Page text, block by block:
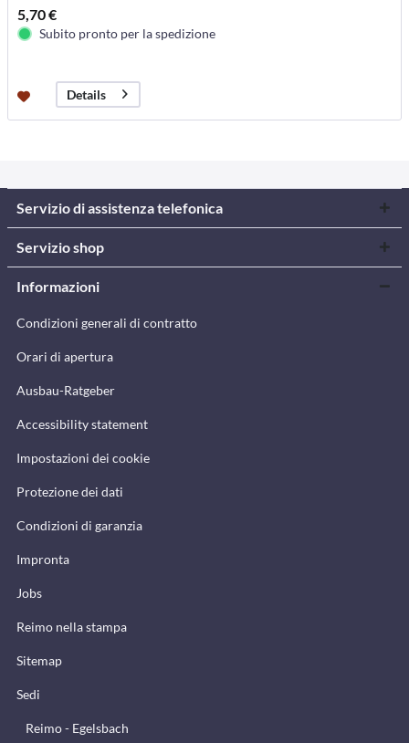
5,70 €
Subito pronto per la spedizione
Details
Servizio di assistenza telefonica
Servizio shop
Informazioni
Condizioni generali di contratto
Orari di apertura
Ausbau-Ratgeber
Accessibility statement
Impostazioni dei cookie
Protezione dei dati
Condizioni di garanzia
Impronta
Jobs
Reimo nella stampa
Sitemap
Sedi
Reimo - Egelsbach